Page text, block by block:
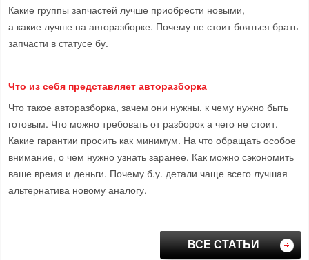
Какие группы запчастей лучше приобрести новыми,
а какие лучше на авторазборке. Почему не стоит бояться брать
запчасти в статусе бу.
Что из себя представляет авторазборка
Что такое авторазборка, зачем они нужны, к чему нужно быть
готовым. Что можно требовать от разборок а чего не стоит.
Какие гарантии просить как минимум. На что обращать особое
внимание, о чем нужно узнать заранее. Как можно сэкономить
ваше время и деньги. Почему б.у. детали чаще всего лучшая
альтернатива новому аналогу.
ВСЕ СТАТЬИ